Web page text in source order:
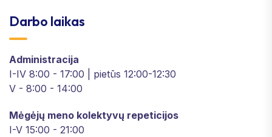
Darbo laikas
Administracija
I-IV 8:00 - 17:00 | pietūs 12:00-12:30
V - 8:00 - 14:00
Mėgėjų meno kolektyvų repeticijos
I-V 15:00 - 21:00